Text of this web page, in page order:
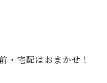
・宅配はおまかせ！